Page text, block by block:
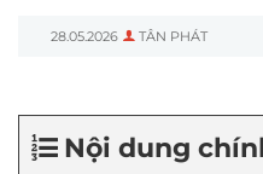
28.05.2026 TÂN PHÁT
Nội dung